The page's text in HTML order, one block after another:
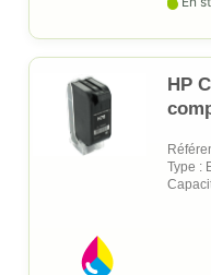
HP
Type :